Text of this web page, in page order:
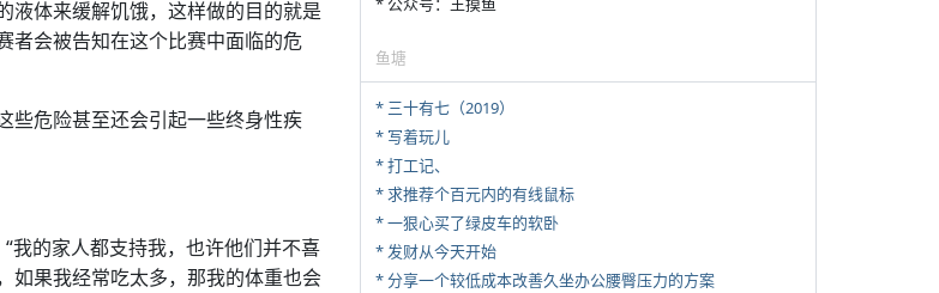
液体来缓解饥饿，这样做的目的就是
者会被告知在这个比赛中面临的危
些危险甚至还会引起一些终身性疾
我的家人都支持我，也许他们并不喜
如果我经常吃太多，那我的体重也会
鱼塘
* 三十有七（2019）
* 写着玩儿
* 打工记、
* 求推荐个百元内的有线鼠标
* 一狠心买了绿皮车的软卧
* 发财从今天开始
* 分享一个较低成本改善久坐办公腰臀压力的方案